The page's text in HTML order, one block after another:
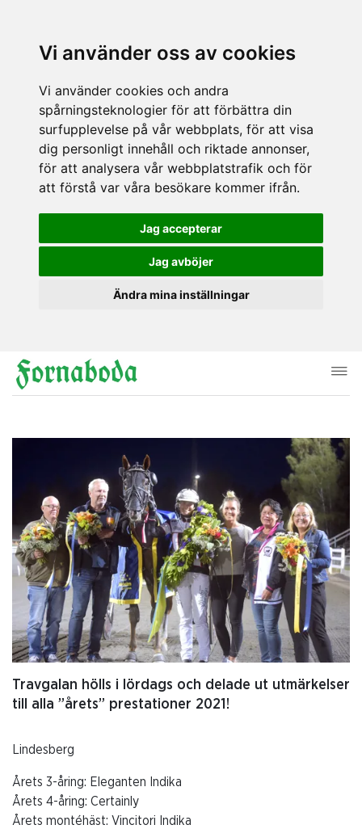
Vi använder oss av cookies
Vi använder cookies och andra
spårningsteknologier för att förbättra din
surfupplevelse på vår webbplats, för att visa
dig personligt innehåll och riktade annonser,
för att analysera vår webbplatstrafik och för
att förstå var våra besökare kommer ifrån.
Jag accepterar
Jag avböjer
Ändra mina inställningar
Travgalan hölls i lördags och delade ut utmärkelser
till alla ”årets” prestationer 2021!
Lindesberg
Årets 3-åring: Eleganten Indika
Årets 4-åring: Certainly
Årets montéhäst: Vincitori Indika